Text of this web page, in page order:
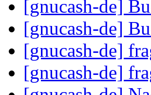
[gnucash-de]
[gnucash-de]
[gnucash-de]
[gnucash-de]